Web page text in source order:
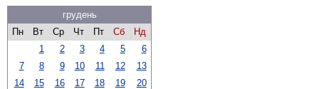
грудень
Пн
Вт Ср Чт Пт Сб
Нд
1
2 3 4 5
6
7
8 9 10 11 12
13
14
15 16 17 18 19
20